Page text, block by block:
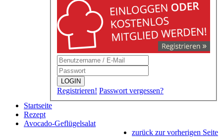
LOGIN
Registrieren! Passwort vergessen?
Startseite
Rezept
Avocado-Geflügelsalat
zurück zur vorherigen Seite